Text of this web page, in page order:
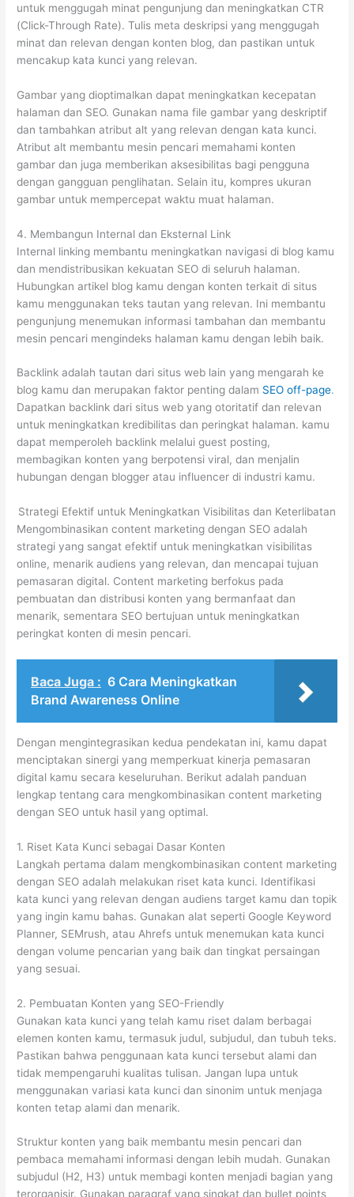
untuk menggugah minat pengunjung dan meningkatkan CTR
(Click-Through Rate). Tulis meta deskripsi yang menggugah
minat dan relevan dengan konten blog, dan pastikan untuk
mencakup kata kunci yang relevan.
Gambar yang dioptimalkan dapat meningkatkan kecepatan
halaman dan SEO. Gunakan nama file gambar yang deskriptif
dan tambahkan atribut alt yang relevan dengan kata kunci.
Atribut alt membantu mesin pencari memahami konten
gambar dan juga memberikan aksesibilitas bagi pengguna
dengan gangguan penglihatan. Selain itu, kompres ukuran
gambar untuk mempercepat waktu muat halaman.
4. Membangun Internal dan Eksternal Link
Internal linking membantu meningkatkan navigasi di blog kamu
dan mendistribusikan kekuatan SEO di seluruh halaman.
Hubungkan artikel blog kamu dengan konten terkait di situs
kamu menggunakan teks tautan yang relevan. Ini membantu
pengunjung menemukan informasi tambahan dan membantu
mesin pencari mengindeks halaman kamu dengan lebih baik.
Backlink adalah tautan dari situs web lain yang mengarah ke
blog kamu dan merupakan faktor penting dalam SEO off-page.
Dapatkan backlink dari situs web yang otoritatif dan relevan
untuk meningkatkan kredibilitas dan peringkat halaman. kamu
dapat memperoleh backlink melalui guest posting,
membagikan konten yang berpotensi viral, dan menjalin
hubungan dengan blogger atau influencer di industri kamu.
Strategi Efektif untuk Meningkatkan Visibilitas dan Keterlibatan
Mengombinasikan content marketing dengan SEO adalah
strategi yang sangat efektif untuk meningkatkan visibilitas
online, menarik audiens yang relevan, dan mencapai tujuan
pemasaran digital. Content marketing berfokus pada
pembuatan dan distribusi konten yang bermanfaat dan
menarik, sementara SEO bertujuan untuk meningkatkan
peringkat konten di mesin pencari.
Baca Juga : 6 Cara Meningkatkan
Brand Awareness Online
Dengan mengintegrasikan kedua pendekatan ini, kamu dapat
menciptakan sinergi yang memperkuat kinerja pemasaran
digital kamu secara keseluruhan. Berikut adalah panduan
lengkap tentang cara mengkombinasikan content marketing
dengan SEO untuk hasil yang optimal.
1. Riset Kata Kunci sebagai Dasar Konten
Langkah pertama dalam mengkombinasikan content marketing
dengan SEO adalah melakukan riset kata kunci. Identifikasi
kata kunci yang relevan dengan audiens target kamu dan topik
yang ingin kamu bahas. Gunakan alat seperti Google Keyword
Planner, SEMrush, atau Ahrefs untuk menemukan kata kunci
dengan volume pencarian yang baik dan tingkat persaingan
yang sesuai.
2. Pembuatan Konten yang SEO-Friendly
Gunakan kata kunci yang telah kamu riset dalam berbagai
elemen konten kamu, termasuk judul, subjudul, dan tubuh teks.
Pastikan bahwa penggunaan kata kunci tersebut alami dan
tidak mempengaruhi kualitas tulisan. Jangan lupa untuk
menggunakan variasi kata kunci dan sinonim untuk menjaga
konten tetap alami dan menarik.
Struktur konten yang baik membantu mesin pencari dan
pembaca memahami informasi dengan lebih mudah. Gunakan
subjudul (H2, H3) untuk membagi konten menjadi bagian yang
terorganisir. Gunakan paragraf yang singkat dan bullet points